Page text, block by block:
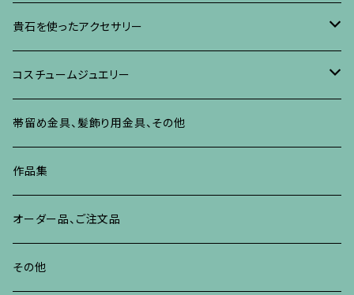
ブレスレット、その他
イヤリング、ピアス
ブローチ
イヤリング、ピアス
朴の木やポプラに蒔絵のアクセサリー
ブローチ
イヤリング・ピアス
その他の蒔絵のアクセサリー
ネックレス、ペンダント
リング
ブレスレット、バングル、その他
イヤリング、ピアス
ネックレス、ペンダント
リング
ブレスレット、バングル、その他
ブローチ
イヤリング、ピアス
ネックレス、ペンダント
ブレスレット、その他
リング
貴石を使ったアクセサリー
ブローチ
イヤリング、ピアス
ネックレス、ペンダント
リング
ブレスレット、バングル
コスチュームジュエリー
ブローチ
イヤリング、ピアス
ネックレス、ペンダント
リング
帯留め金具、髪飾り用金具、その他
作品集
オーダー品、ご注文品
その他